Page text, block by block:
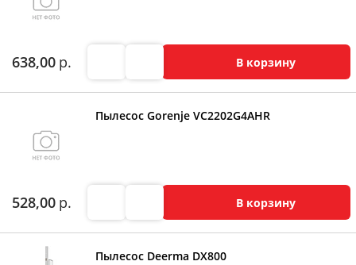
638,00 р. В корзину
Пылесос Gorenje VC2202G4AHR
528,00 р. В корзину
Пылесос Deerma DX800